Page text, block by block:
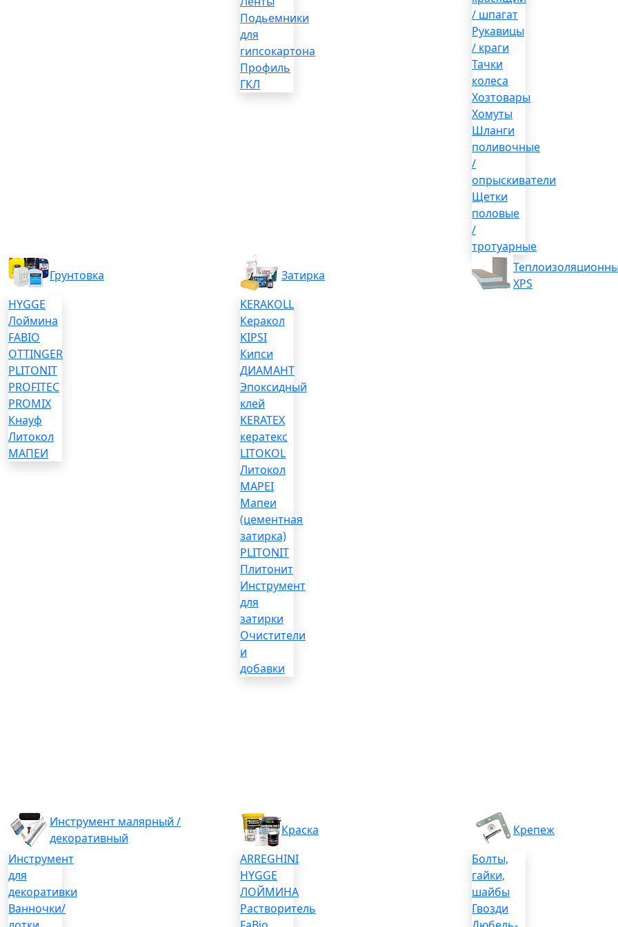
Подьемники
для
гипсокартона
Профиль
ГКЛ
/ шпагат
Рукавицы
/ краги
Тачки
колеса
Хозтовары
Хомуты
Шланги
поливочные
/
опрыскиватели
Щетки
половые
/
тротуарные
Грунтовка
HYGGE
Лоймина
FABIO
OTTINGER
PLITONIT
PROFITEC
PROMIX
Кнауф
Литокол
МАПЕИ
Затирка
KERAKOLL
Керакол
KIPSI
Кипси
ДИАМАНТ
Эпоксидный
клей
KERATEX
кератекс
LITOKOL
Литокол
MAPEI
Мапеи
(цементная
затирка)
PLITONIT
Плитонит
Инструмент
для
затирки
Очистители
и
добавки
XPS
Инструмент малярный /
декоративный
Инструмент
для
декоративки
Ванночки/
Краска
ARREGHINI
HYGGE
ЛОЙМИНА
Растворитель
Крепеж
Болты,
гайки,
шайбы
Гвозди